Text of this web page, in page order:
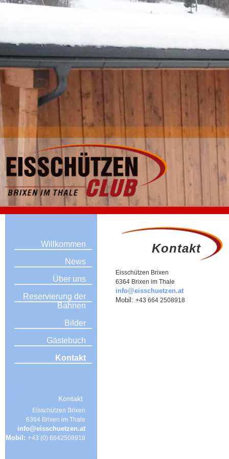
Willkommen
News
Über uns
Reservierung der
Bahnen
Bilder
Gästebuch
Kontakt
Kontakt
Eisschützen Brixen
6364 Brixen im Thale
info@eisschuetzen.at
Mobil: +43 (0) 6642508918
Kontakt
Eisschützen Brixen
6364 Brixen im Thale
info@eisschuetzen.at
Mobil: +43 664 2508918